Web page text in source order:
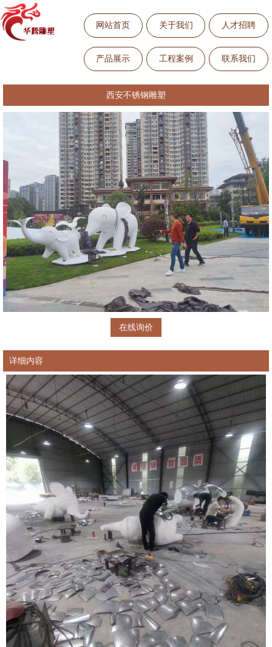
网站首页 关于我们 人才招聘
产品展示 工程案例 联系我们
西安不锈钢雕塑
在线询价
详细内容